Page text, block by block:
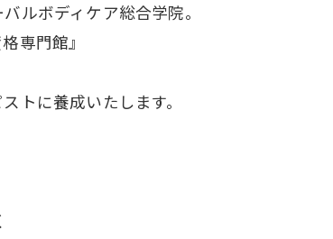
ルボディケア総合学院。
専門館』
トに養成いたします。